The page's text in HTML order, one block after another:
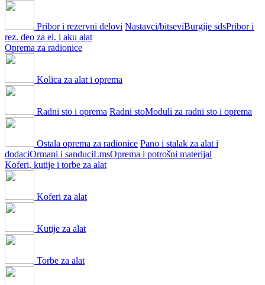
Pribor i rezervni delovi Nastavci/bitseviBurgije sdsPribor i
rez. deo za el. i aku alat
Oprema za radionice
Kolica za alat i oprema
Radni sto i oprema Radni stoModuli za radni sto i oprema
Ostala oprema za radionice Pano i stalak za alat i
dodaciOrmani i sanduciLmsOprema i potrošni materijal
Koferi, kutije i torbe za alat
Koferi za alat
Kutije za alat
Torbe za alat